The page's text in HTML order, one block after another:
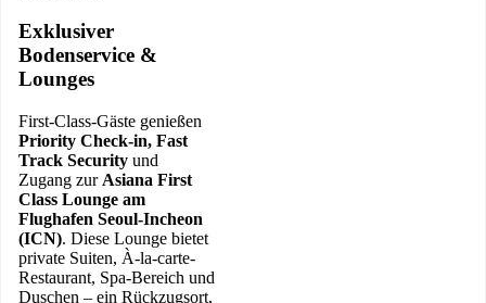
Exklusiver
Bodenservice &
Lounges
First-Class-Gäste genießen
Priority Check-in, Fast
Track Security und
Zugang zur Asiana First
Class Lounge am
Flughafen Seoul-Incheon
(ICN). Diese Lounge bietet
private Suiten, À-la-carte-
Restaurant, Spa-Bereich und
Duschen – ein Rückzugsort,